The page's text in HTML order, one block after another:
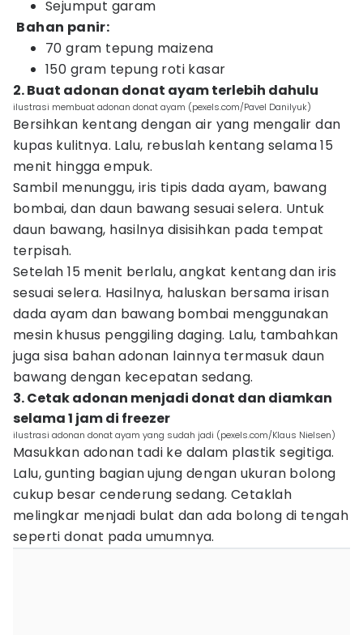
Sejumput garam
Bahan panir:
70 gram tepung maizena
150 gram tepung roti kasar
2. Buat adonan donat ayam terlebih dahulu
ilustrasi membuat adonan donat ayam (pexels.com/Pavel Danilyuk)
Bersihkan kentang dengan air yang mengalir dan
kupas kulitnya. Lalu, rebuslah kentang selama 15
menit hingga empuk.
Sambil menunggu, iris tipis dada ayam, bawang
bombai, dan daun bawang sesuai selera. Untuk
daun bawang, hasilnya disisihkan pada tempat
terpisah.
Setelah 15 menit berlalu, angkat kentang dan iris
sesuai selera. Hasilnya, haluskan bersama irisan
dada ayam dan bawang bombai menggunakan
mesin khusus penggiling daging. Lalu, tambahkan
juga sisa bahan adonan lainnya termasuk daun
bawang dengan kecepatan sedang.
3. Cetak adonan menjadi donat dan diamkan
selama 1 jam di freezer
ilustrasi adonan donat ayam yang sudah jadi (pexels.com/Klaus Nielsen)
Masukkan adonan tadi ke dalam plastik segitiga.
Lalu, gunting bagian ujung dengan ukuran bolong
cukup besar cenderung sedang. Cetaklah
melingkar menjadi bulat dan ada bolong di tengah
seperti donat pada umumnya.